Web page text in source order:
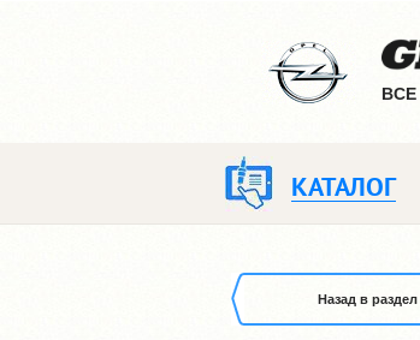
ВCE
КАТАЛОГ
Назад в раздел